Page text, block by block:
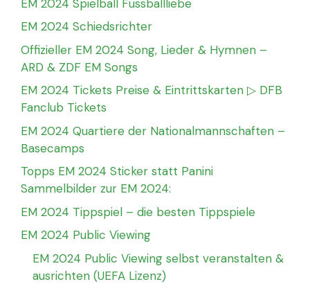
EM 2024 Spielball Fussballliebe
EM 2024 Schiedsrichter
Offizieller EM 2024 Song, Lieder & Hymnen –
ARD & ZDF EM Songs
EM 2024 Tickets Preise & Eintrittskarten ▷ DFB
Fanclub Tickets
EM 2024 Quartiere der Nationalmannschaften –
Basecamps
Topps EM 2024 Sticker statt Panini
Sammelbilder zur EM 2024:
EM 2024 Tippspiel – die besten Tippspiele
EM 2024 Public Viewing
EM 2024 Public Viewing selbst veranstalten &
ausrichten (UEFA Lizenz)